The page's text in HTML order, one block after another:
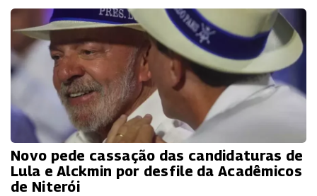
Novo pede cassação das candidaturas de
Lula e Alckmin por desfile da Acadêmicos
de Niterói